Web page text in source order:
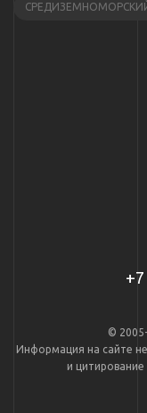
©
Информация на сайте
и цитирование